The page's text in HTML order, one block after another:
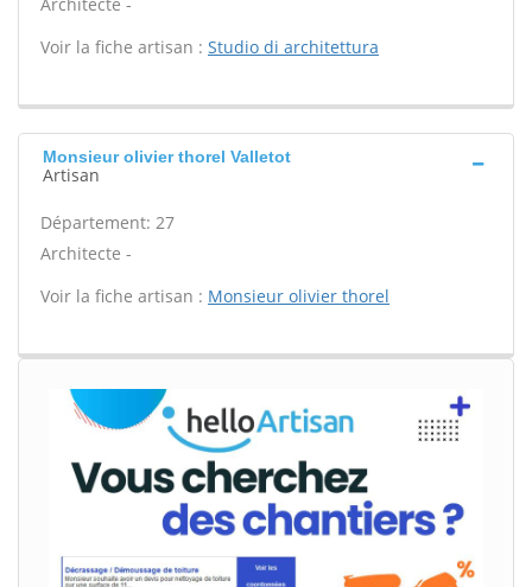
Voir la fiche artisan : Studio di architettura
Monsieur olivier thorel Valletot
Artisan
Département: 27
Architecte -
Voir la fiche artisan : Monsieur olivier thorel